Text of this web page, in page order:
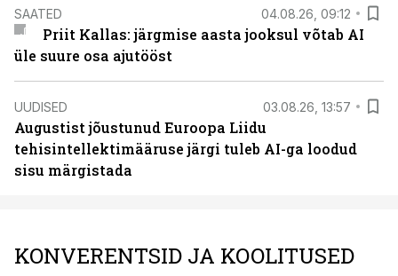
SAATED 04.08.26, 09:12
Priit Kallas: järgmise aasta jooksul võtab AI
üle suure osa ajutööst
UUDISED 03.08.26, 13:57
Augustist jõustunud Euroopa Liidu
tehisintellektimääruse järgi tuleb AI-ga loodud
sisu märgistada
KONVERENTSID JA KOOLITUSED